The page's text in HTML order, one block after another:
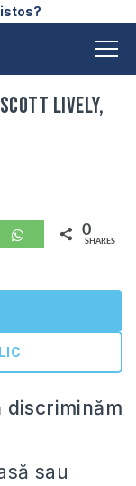
Lively,
WhatsApp
0
SHARES
discriminăm
sau